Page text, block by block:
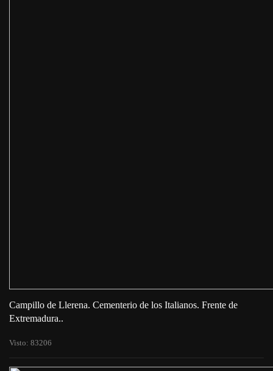
Campillo de Llerena. Cementerio de los Italianos. Frente de
Extremadura..
Visto: 83206